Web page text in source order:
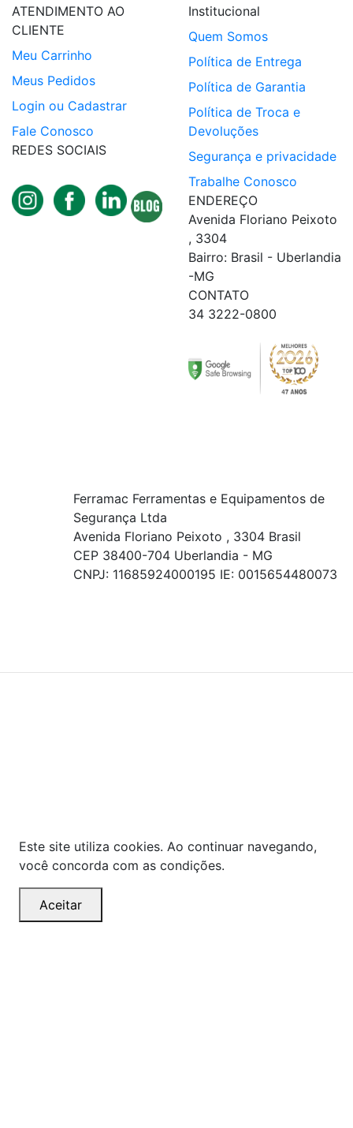
ATENDIMENTO AO
CLIENTE
Meu Carrinho
Meus Pedidos
Login ou Cadastrar
Fale Conosco
REDES SOCIAIS
Institucional
Quem Somos
Política de Entrega
Política de Garantia
Política de Troca e
Devoluções
Segurança e privacidade
Trabalhe Conosco
ENDEREÇO
Avenida Floriano Peixoto
, 3304
Bairro: Brasil - Uberlandia
-MG
CONTATO
34 3222-0800
Ferramac Ferramentas e Equipamentos de
Segurança Ltda
Avenida Floriano Peixoto , 3304 Brasil
CEP 38400-704 Uberlandia - MG
CNPJ: 11685924000195 IE: 0015654480073
Este site utiliza cookies. Ao continuar navegando,
você concorda com as condições.
Aceitar